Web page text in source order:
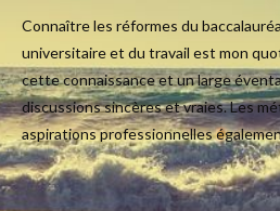
Connaître les réformes du
universitaire et du travail est mon
cette connaissance et un large
discussions sincères et vraies. Les
aspirations professionnelles